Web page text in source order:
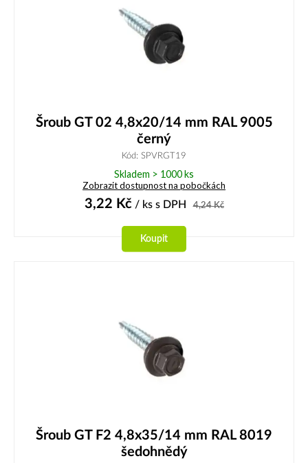
Šroub GT 02 4,8x20/14 mm RAL 9005
černý
Kód: SPVRGT19
Skladem > 1000 ks
Zobrazit dostupnost na pobočkách
3,22 Kč/ ks s DPH 4,24Kč
Koupit
Šroub GT F2 4,8x35/14 mm RAL 8019
šedohnědý